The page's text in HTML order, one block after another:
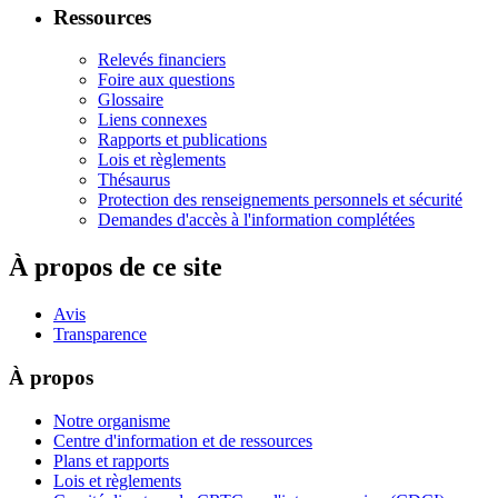
Ressources
Relevés financiers
Foire aux questions
Glossaire
Liens connexes
Rapports et publications
Lois et règlements
Thésaurus
Protection des renseignements personnels et sécurité
Demandes d'accès à l'information complétées
À propos de ce site
Avis
Transparence
À propos
Notre organisme
Centre d'information et de ressources
Plans et rapports
Lois et règlements